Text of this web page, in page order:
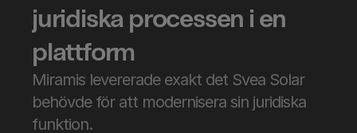
juridiska processen i en
plattform
Miramis levererade exakt det Svea Solar
behövde för att modernisera sin juridiska
funktion.